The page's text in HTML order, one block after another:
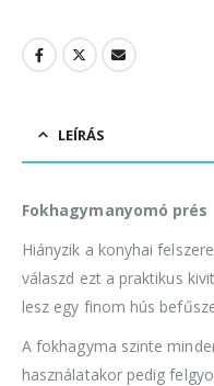
LEÍRÁS
Fokhagymanyomó prés
Hiányzik a konyhai
válaszd ezt a praktikus
lesz egy finom hús
A fokhagyma szinte
használatakor pedig